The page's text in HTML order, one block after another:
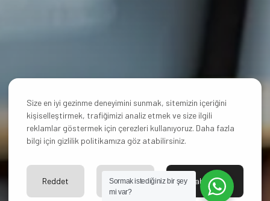
Size en iyi gezinme deneyimini sunmak, sitemizin içeriğini
kişiselleştirmek, trafiğimizi analiz etmek ve size ilgili
reklamlar göstermek için çerezleri kullanıyoruz. Daha fazla
bilgi için gizlilik politikamıza göz atabilirsiniz.
Kabul Et
Ayarlar
Reddet
Sormak istediğiniz bir şey
mi var?